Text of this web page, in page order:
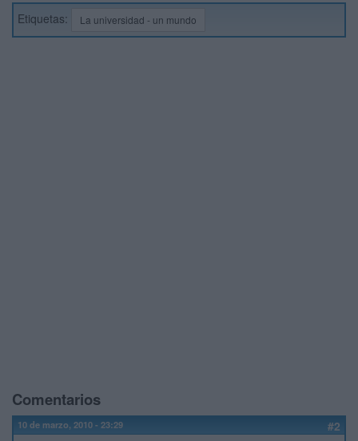
Etiquetas: La universidad - un mundo
Comentarios
10 de marzo, 2010 - 23:29 #2